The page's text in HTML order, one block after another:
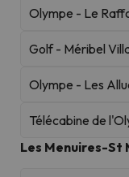
Olympe - Le
Golf - Méribel
Olympe - Les
Télécabine de
Les Menuires-St